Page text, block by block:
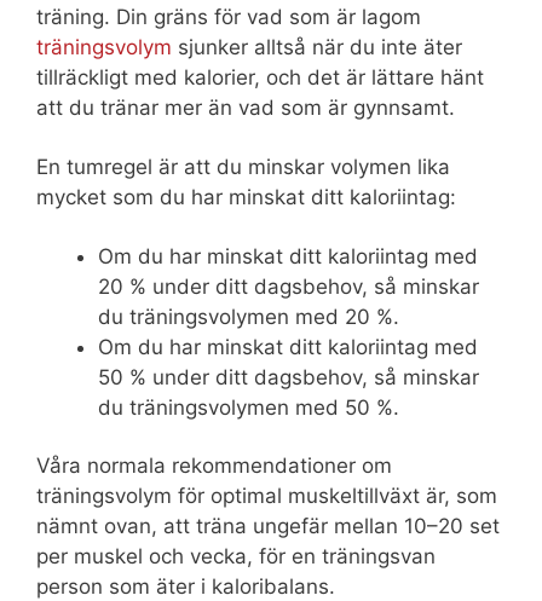
träning. Din gräns för vad som är lagom
träningsvolym sjunker alltså när du inte äter
tillräckligt med kalorier, och det är lättare hänt
att du tränar mer än vad som är gynnsamt.
En tumregel är att du minskar volymen lika
mycket som du har minskat ditt kaloriintag:
Om du har minskat ditt kaloriintag med
20 % under ditt dagsbehov, så minskar
du träningsvolymen med 20 %.
Om du har minskat ditt kaloriintag med
50 % under ditt dagsbehov, så minskar
du träningsvolymen med 50 %.
Våra normala rekommendationer om
träningsvolym för optimal muskeltillväxt är, som
nämnt ovan, att träna ungefär mellan 10–20 set
per muskel och vecka, för en träningsvan
person som äter i kaloribalans.